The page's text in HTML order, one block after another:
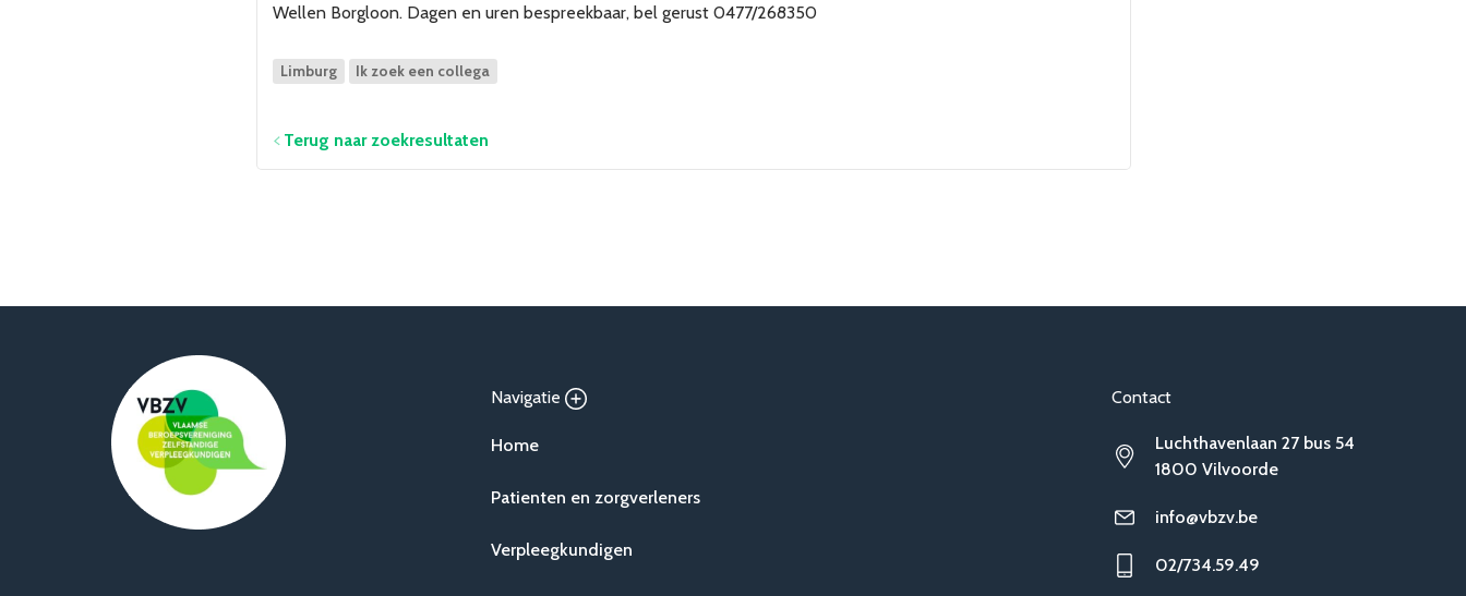
Wellen Borgloon. Dagen en uren bespreekbaar, bel gerust 0477/268350
Limburg Ik zoek een collega
Terug naar zoekresultaten
Navigatie
Home
Patienten en zorgverleners
Verpleegkundigen
Contact
Luchthavenlaan 27 bus 54
1800 Vilvoorde
info@vbzv.be
02/734.59.49